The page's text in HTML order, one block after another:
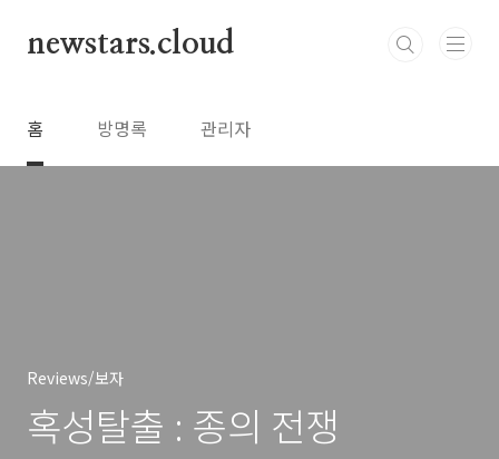
newstars.cloud
홈 방명록 관리자
Reviews/보자
혹성탈출 : 종의 전쟁